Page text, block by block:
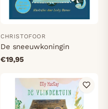
CHRISTOFOOR
De sneeuwkoningin
€19,95